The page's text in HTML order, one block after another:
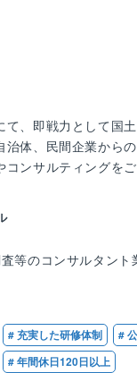
は報奨金を支給いた
≫
者：報奨金15万円
理技術者：報奨金10
：報奨金20万円
手当も充実しており、
術者（2万円／月）
理技術者（1万5,000
（1万5,000円／月）
（2,000円／月）
いう分かり易さ
万円×1.5％＋プラスα
1棟当たり）
10.25棟（1人当たり
＞
×平均10棟＝450万円
て、即戦力として国
治体、民間企業から
コンサルティングを
関連分野の業務比率
ただけます。
など
等のコンサルタント
：道路、土質及び基
工計画、施工設備及
# 充実した研修体制
#
# 年間休日120日以上